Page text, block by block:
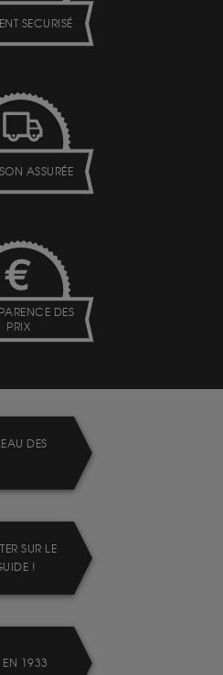
SECURISÉ
ASSURÉE
DES
PRIX
DES
SUR LE
!
EN 1933